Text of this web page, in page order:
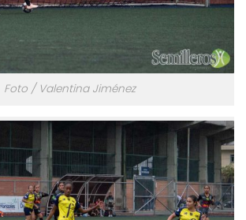
Foto / Valentina Jiménez